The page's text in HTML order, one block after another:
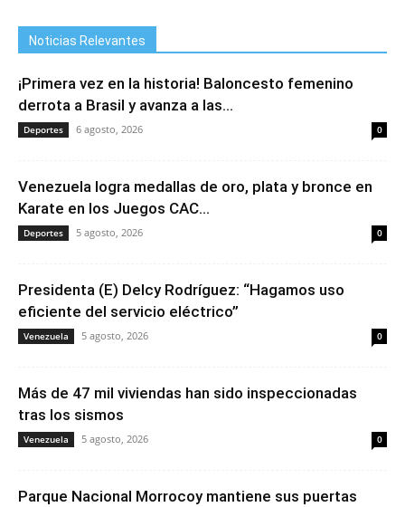
Noticias Relevantes
¡Primera vez en la historia! Baloncesto femenino
derrota a Brasil y avanza a las...
Deportes 6 agosto, 2026 0
Venezuela logra medallas de oro, plata y bronce en
Karate en los Juegos CAC...
Deportes 5 agosto, 2026 0
Presidenta (E) Delcy Rodríguez: “Hagamos uso
eficiente del servicio eléctrico”
Venezuela 5 agosto, 2026 0
Más de 47 mil viviendas han sido inspeccionadas
tras los sismos
Venezuela 5 agosto, 2026 0
Parque Nacional Morrocoy mantiene sus puertas